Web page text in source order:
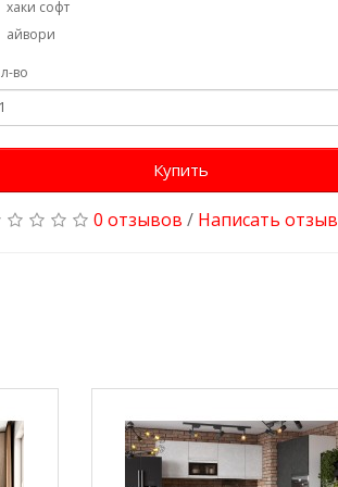
хаки софт
айвори
во
Купить
0 отзывов / Написать отзыв